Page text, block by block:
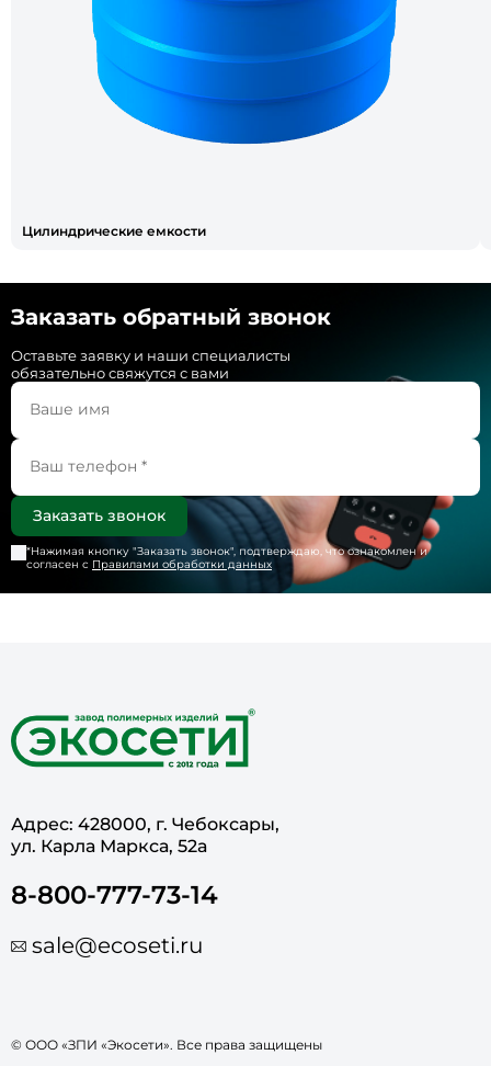
Цилиндрические емкости
Заказать обратный звонок
Оставьте заявку и наши специалисты
обязательно свяжутся с вами
*Нажимая кнопку "Заказать звонок", подтверждаю, что ознакомлен и
согласен с Правилами обработки данных
Адрес: 428000, г. Чебоксары,
ул. Карла Маркса, 52а
8-800-777-73-14
sale@ecoseti.ru
© ООО «ЗПИ «Экосети». Все права защищены